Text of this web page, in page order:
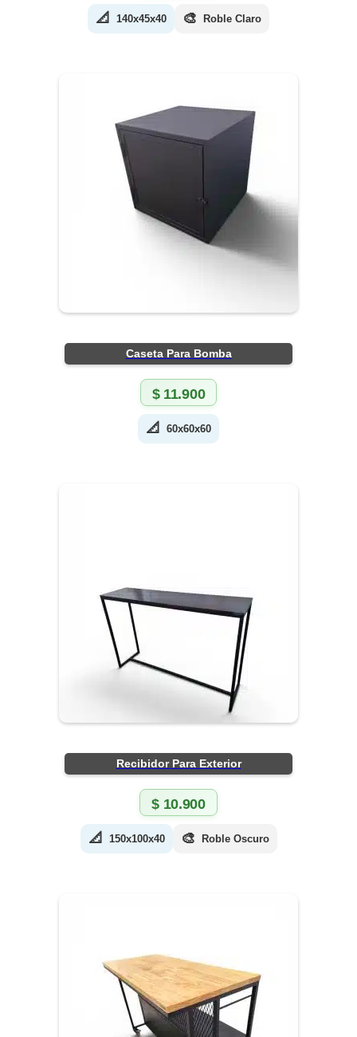
📐 140x45x40 🎨 Roble Claro
Caseta Para Bomba
$11.900
📐 60x60x60
Recibidor Para Exterior
$10.900
📐 150x100x40 🎨 Roble Oscuro